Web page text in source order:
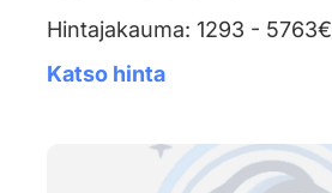
Hintajakauma: 1293 - 5763€
Katso hinta